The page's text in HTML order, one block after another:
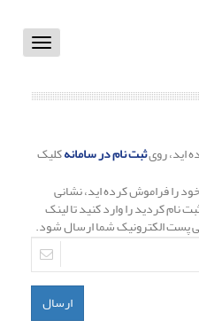
Toggle
اید، رویثبت نام در سامانهکلیک
را فراموش کرده اید، نشانی
نام کردید را وارد کنید تا لینک
پست الکترونیک شما ارسال شود.
ارسال